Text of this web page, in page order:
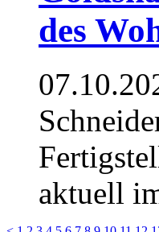
des
aktuell